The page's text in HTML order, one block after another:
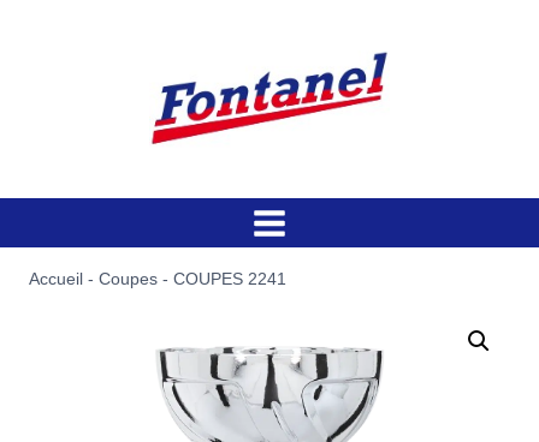
Accueil - Coupes - COUPES 2241